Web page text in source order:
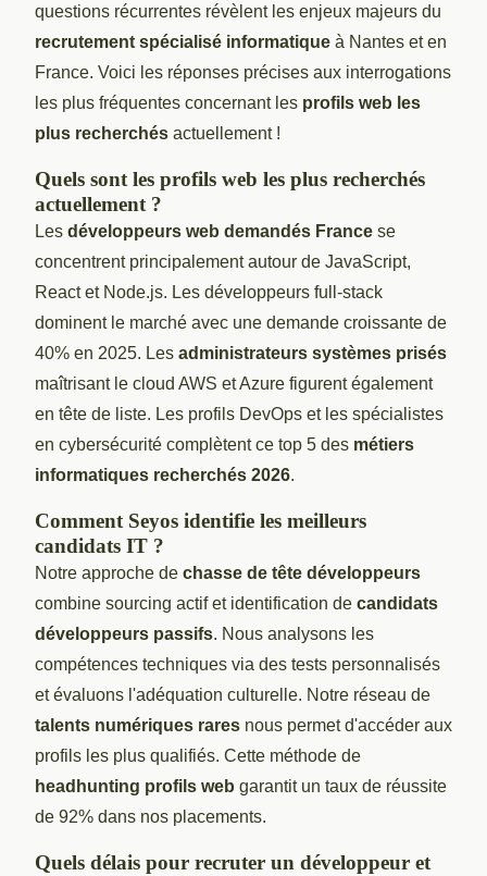
questions récurrentes révèlent les enjeux majeurs du
recrutement spécialisé informatique à Nantes et en
France. Voici les réponses précises aux interrogations
les plus fréquentes concernant les profils web les
plus recherchés actuellement !
Quels sont les profils web les plus recherchés
actuellement ?
Les développeurs web demandés France se
concentrent principalement autour de JavaScript,
React et Node.js. Les développeurs full-stack
dominent le marché avec une demande croissante de
40% en 2025. Les administrateurs systèmes prisés
maîtrisant le cloud AWS et Azure figurent également
en tête de liste. Les profils DevOps et les spécialistes
en cybersécurité complètent ce top 5 des métiers
informatiques recherchés 2026.
Comment Seyos identifie les meilleurs
candidats IT ?
Notre approche de chasse de tête développeurs
combine sourcing actif et identification de candidats
développeurs passifs. Nous analysons les
compétences techniques via des tests personnalisés
et évaluons l'adéquation culturelle. Notre réseau de
talents numériques rares nous permet d'accéder aux
profils les plus qualifiés. Cette méthode de
headhunting profils web garantit un taux de réussite
de 92% dans nos placements.
Quels délais pour recruter un développeur et